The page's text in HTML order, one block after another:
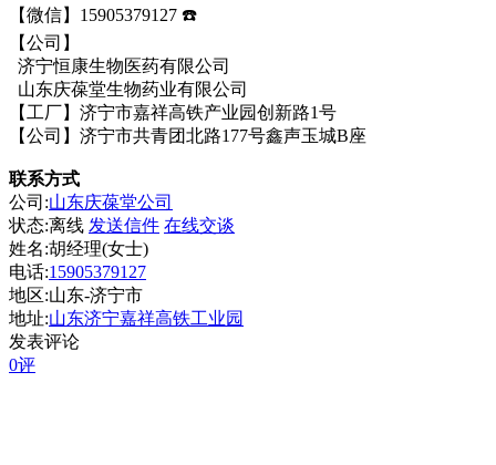
【微信】15905379127 ☎️
【公司】
济宁恒康生物医药有限公司
山东庆葆堂生物药业有限公司
【工厂】济宁市嘉祥高铁产业园创新路1号
【公司】济宁市共青团北路177号鑫声玉城B座
联系方式
公司:山东庆葆堂公司
状态:离线 发送信件 在线交谈
姓名:胡经理(女士)
电话:15905379127
地区:山东-济宁市
地址:山东济宁嘉祥高铁工业园
发表评论
0评